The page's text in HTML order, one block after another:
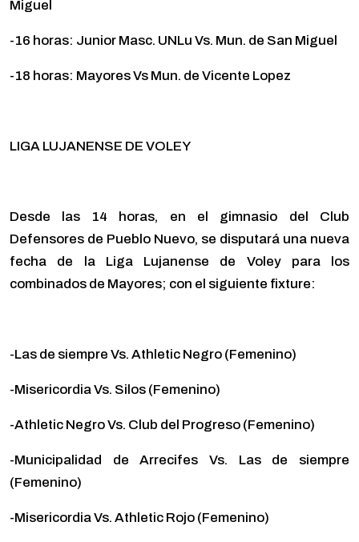
Miguel
-16 horas: Junior Masc. UNLu Vs. Mun. de San Miguel
-18 horas: Mayores Vs Mun. de Vicente Lopez
LIGA LUJANENSE DE VOLEY
Desde las 14 horas, en el gimnasio del Club
Defensores de Pueblo Nuevo, se disputará una nueva
fecha de la Liga Lujanense de Voley para los
combinados de Mayores; con el siguiente fixture:
-Las de siempre Vs. Athletic Negro (Femenino)
-Misericordia Vs. Silos (Femenino)
-Athletic Negro Vs. Club del Progreso (Femenino)
-Municipalidad de Arrecifes Vs. Las de siempre
(Femenino)
-Misericordia Vs. Athletic Rojo (Femenino)